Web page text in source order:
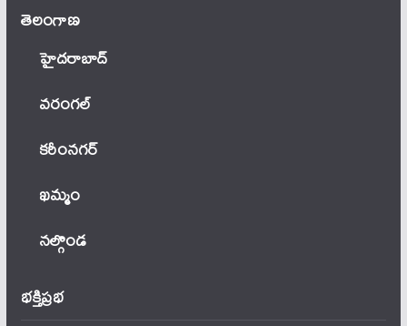
తెలంగాణ‌
హైదరాబాద్
వ‌రంగ‌ల్
కరీంనగర్
ఖ‌మ్మం
నల్గొండ
భక్తిప్రభ